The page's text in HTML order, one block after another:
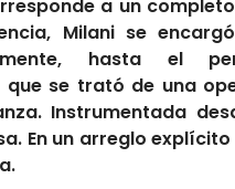
a un
Milani se
hasta el
que se trató de una
Instrumentada
En un arreglo